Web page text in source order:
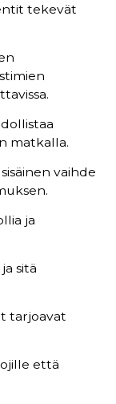
tekevät
matkalla.
vaihde
ja
sitä
tarjoavat
että